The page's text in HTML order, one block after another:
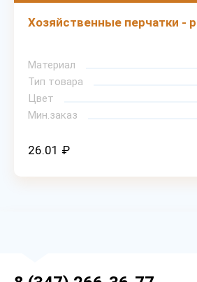
Хозяйственные перчатки -
Материал
Тип товара
Цвет
Мин.заказ
26.01 ₽